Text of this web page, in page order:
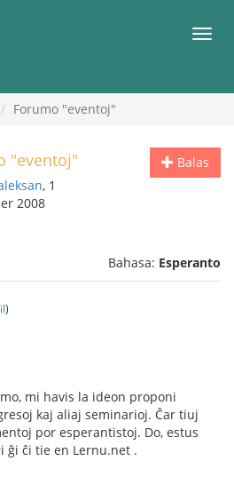
Forumo "eventoj"
Balas
"eventoj"
, 1
2008
Bahasa: Esperanto
)
mi havis la ideon proponi
kaj aliaj seminarioj. Ĉar tiuj
por esperantistoj. Do, estus
ĉi tie en Lernu.net .